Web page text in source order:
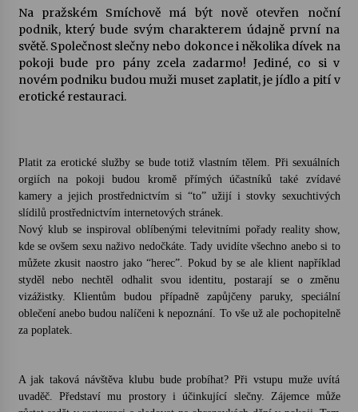
Veselí muzikanti
30. 7. 2026
Pozvánka na integrační festival Quijotova
šedesátka: 28. 7.–1. 8. 2026
Jenakaši
28. 7. 2026
Votavžatský ploty
23. 7. 2026
Letní koncerty ve Stromovce: Rufus Miller
22. 7. 2026
Na pražském Smíchově má být nově otevřen noční
podnik, který bude svým charakterem údajně první na
světě. Společnost slečny nebo dokonce i několika dívek na
pokoji bude pro pány zcela zadarmo! Jediné, co si v
novém podniku budou muži muset zaplatit, je jídlo a pití v
erotické restauraci.
Platit za erotické služby se bude totiž vlastním tělem. Při sexuálních
orgiích na pokoji budou kromě přímých účastníků také zvídavé
kamery a jejich prostřednictvím si “to” užijí i stovky sexuchtivých
slídilů prostřednictvím internetových stránek.
Nový klub se inspiroval oblíbenými televitními pořady reality show,
kde se ovšem sexu naživo nedočkáte. Tady uvidíte všechno anebo si to
můžete zkusit naostro jako “herec”. Pokud by se ale klient například
styděl nebo nechtěl odhalit svou identitu, postarají se o změnu
vizážistky. Klientům budou případně zapůjčeny paruky, speciální
oblečení anebo budou nalíčeni k nepoznání. To vše už ale pochopitelně
za poplatek.
A jak taková návštěva klubu bude probíhat? Při vstupu muže uvítá
uvaděč. Představí mu prostory i účinkující slečny. Zájemce může